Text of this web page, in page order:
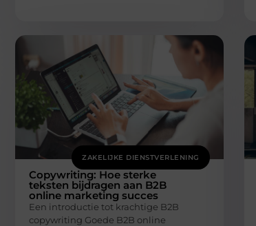
ZAKELIJKE DIENSTVERLENING
Copywriting: Hoe sterke
teksten bijdragen aan B2B
online marketing succes
Een introductie tot krachtige B2B
copywriting Goede B2B online